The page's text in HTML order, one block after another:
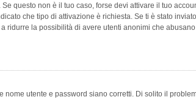
questo non è il tuo caso, forse devi attivare il tuo
che tipo di attivazione è richiesta. Se ti è stato
ridurre la possibilità di avere utenti anonimi che
utente e password siano corretti. Di solito il